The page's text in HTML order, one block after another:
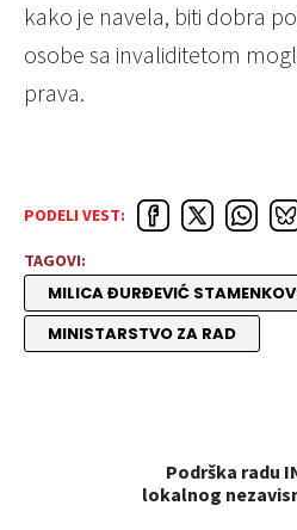
kako je navela, biti dobra
osobe sa invaliditetom
prava.
PODELI VEST:
TAGOVI:
MILICA ĐURĐEVIĆ
MINISTARSTVO ZA RAD
Podrška radu
lokalnog